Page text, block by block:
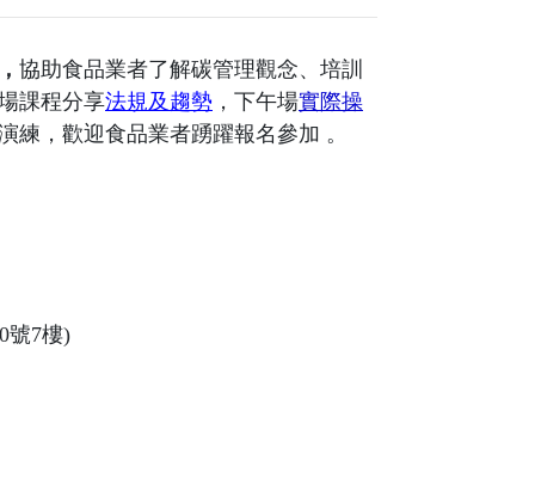
協助食品業者了解碳管理觀念、培訓
課程分享法規及趨勢 ，下午場實際操
練，歡迎食品業者踴躍報名參加 。
號7樓)